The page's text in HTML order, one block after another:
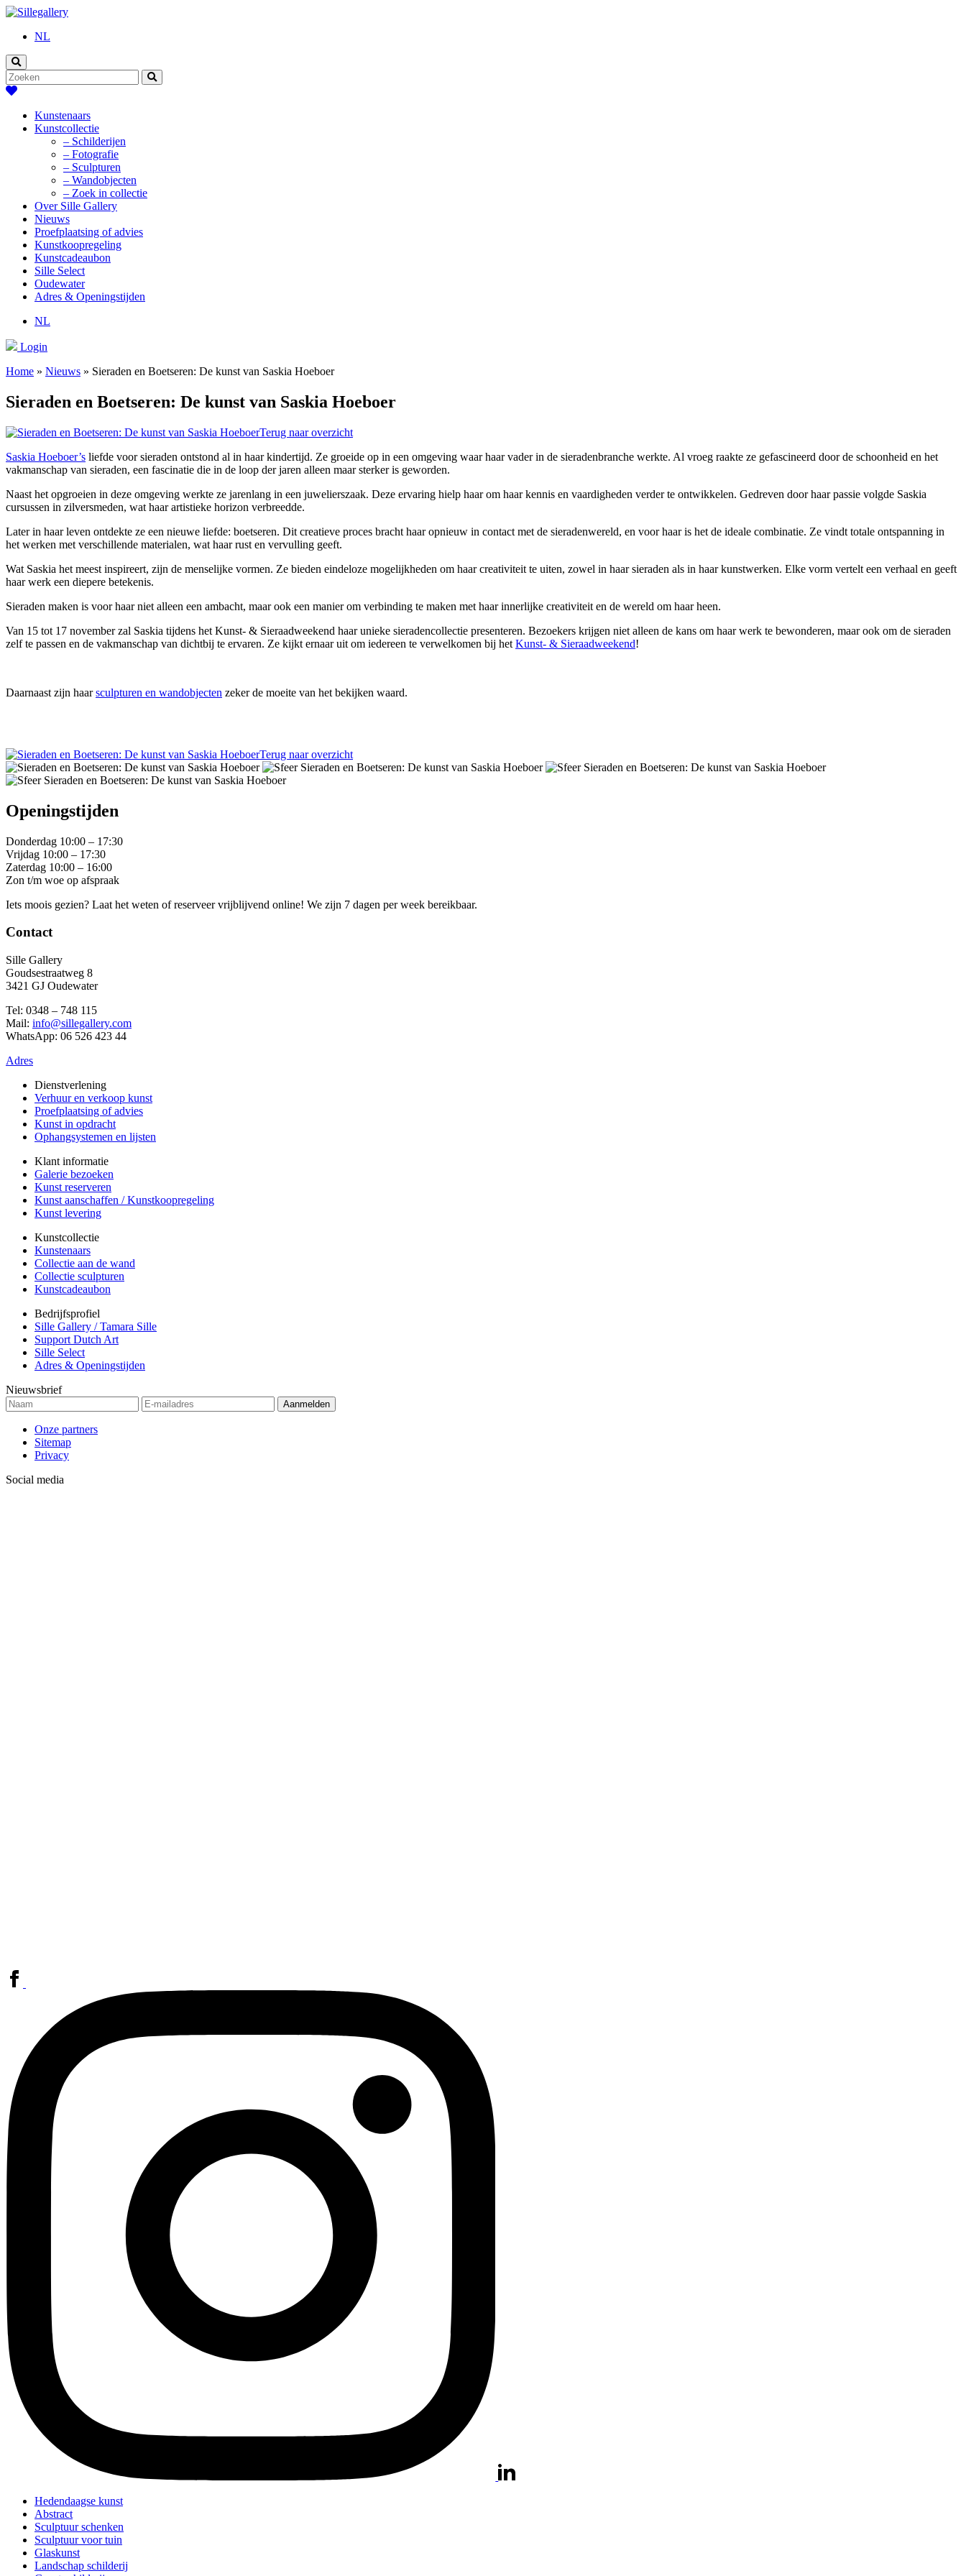
NL
Kunstenaars
Kunstcollectie
– Schilderijen
– Fotografie
– Sculpturen
– Wandobjecten
– Zoek in collectie
Over Sille Gallery
Nieuws
Proefplaatsing of advies
Kunstkoopregeling
Kunstcadeaubon
Sille Select
Oudewater
Adres & Openingstijden
NL
Login
Home » Nieuws » Sieraden en Boetseren: De kunst van Saskia Hoeboer
Sieraden en Boetseren: De kunst van Saskia Hoeboer
Terug naar overzicht
Saskia Hoeboer’s liefde voor sieraden ontstond al in haar kindertijd. Ze groeide op in een omgeving waar haar vader in de sieradenbranche werkte. Al vroeg raakte ze gefascineerd door de schoonheid en het
vakmanschap van sieraden, een fascinatie die in de loop der jaren alleen maar sterker is geworden.
Naast het opgroeien in deze omgeving werkte ze jarenlang in een juwelierszaak. Deze ervaring hielp haar om haar kennis en vaardigheden verder te ontwikkelen. Gedreven door haar passie volgde Saskia
cursussen in zilversmeden, wat haar artistieke horizon verbreedde.
Later in haar leven ontdekte ze een nieuwe liefde: boetseren. Dit creatieve proces bracht haar opnieuw in contact met de sieradenwereld, en voor haar is het de ideale combinatie. Ze vindt totale ontspanning in
het werken met verschillende materialen, wat haar rust en vervulling geeft.
Wat Saskia het meest inspireert, zijn de menselijke vormen. Ze bieden eindeloze mogelijkheden om haar creativiteit te uiten, zowel in haar sieraden als in haar kunstwerken. Elke vorm vertelt een verhaal en geeft
haar werk een diepere betekenis.
Sieraden maken is voor haar niet alleen een ambacht, maar ook een manier om verbinding te maken met haar innerlijke creativiteit en de wereld om haar heen.
Van 15 tot 17 november zal Saskia tijdens het Kunst- & Sieraadweekend haar unieke sieradencollectie presenteren. Bezoekers krijgen niet alleen de kans om haar werk te bewonderen, maar ook om de sieraden
zelf te passen en de vakmanschap van dichtbij te ervaren. Ze kijkt ernaar uit om iedereen te verwelkomen bij het Kunst- & Sieraadweekend!
Daarnaast zijn haarsculpturen en wandobjecten zeker de moeite van het bekijken waard.
Terug naar overzicht
Openingstijden
Donderdag 10:00 – 17:30
Vrijdag 10:00 – 17:30
Zaterdag 10:00 – 16:00
Zon t/m woe op afspraak
Iets moois gezien? Laat het weten of reserveer vrijblijvend online! We zijn 7 dagen per week bereikbaar.
Contact
Sille Gallery
Goudsestraatweg 8
3421 GJ Oudewater
Tel: 0348 – 748 115
Mail: info@sillegallery.com
WhatsApp: 06 526 423 44
Adres
Dienstverlening
Verhuur en verkoop kunst
Proefplaatsing of advies
Kunst in opdracht
Ophangsystemen en lijsten
Klant informatie
Galerie bezoeken
Kunst reserveren
Kunst aanschaffen / Kunstkoopregeling
Kunst levering
Kunstcollectie
Kunstenaars
Collectie aan de wand
Collectie sculpturen
Kunstcadeaubon
Bedrijfsprofiel
Sille Gallery / Tamara Sille
Support Dutch Art
Sille Select
Adres & Openingstijden
Nieuwsbrief
Onze partners
Sitemap
Privacy
Social media
Hedendaagse kunst
Abstract
Sculptuur schenken
Sculptuur voor tuin
Glaskunst
Landschap schilderij